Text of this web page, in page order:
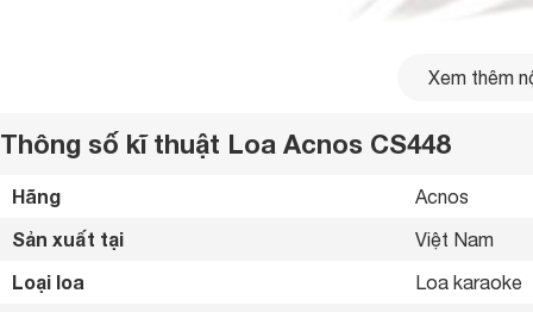
Xem thêm
Thông số kĩ thuật Loa Acnos CS448
Hãng Acnos
Sản xuất tại Việt Nam
Loại loa Loa karaoke